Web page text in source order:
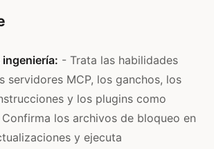
ingeniería: - Trata las habilidades
servidores MCP, los ganchos, los
y los plugins como
los archivos de bloqueo en
y ejecuta